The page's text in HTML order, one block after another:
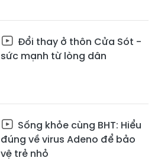
Đổi thay ở thôn Cửa Sót -
sức mạnh từ lòng dân
Sống khỏe cùng BHT: Hiểu
đúng về virus Adeno để bảo
vệ trẻ nhỏ